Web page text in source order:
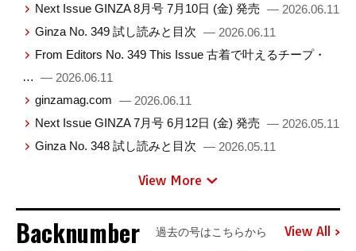
Next Issue GINZA 8月号 7月10日 (金) 発売 — 2026.06.11
Ginza No. 349 試し読みと目次 — 2026.06.11
From Editors No. 349 This Issue 古着で叶えるチープ・
… — 2026.06.11
ginzamag.com — 2026.06.11
Next Issue GINZA 7月号 6月12日 (金) 発売 — 2026.05.11
Ginza No. 348 試し読みと目次 — 2026.05.11
View More
Backnumber 過去の号はこちらから View All